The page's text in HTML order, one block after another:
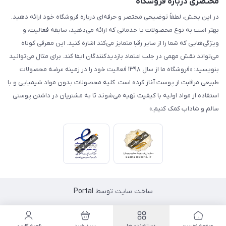
در این بخش، لطفاً توضیحی مختصر و حرفه‌ای درباره فروشگاه خود ارائه دهید.
بهتر است به نوع محصولات یا خدماتی که ارائه می‌دهید، سابقه فعالیت، و
ویژگی‌هایی که شما را از سایر رقبا متمایز می‌کند اشاره کنید. این معرفی کوتاه
می‌تواند نقش مهمی در جلب اعتماد بازدیدکنندگان ایفا کند. برای مثال می‌توانید
بنویسید: «فروشگاه ما از سال ۱۳۹۸ فعالیت خود را در زمینه عرضه محصولات
طبیعی مراقبت از پوست آغاز کرده است. کلیه محصولات بدون مواد شیمیایی و با
استفاده از مواد اولیه با کیفیت تهیه می‌شوند تا به مشتریان در داشتن پوستی
سالم و شاداب کمک کنیم.»
ساخت سایت توسط Portal